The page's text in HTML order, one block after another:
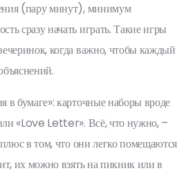
(пару минут), минимум
сразу начать играть. Такие игры
когда важно, чтобы каждый
в бумаге»: карточные наборы вроде
«Love Letter». Всё, что нужно, –
в том, что они легко помещаются
их можно взять на пикник или в